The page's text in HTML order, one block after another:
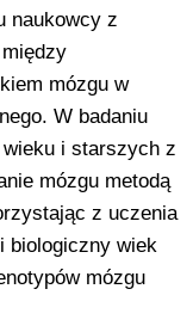
naukowcy z
mózgu w
W badaniu
wieku i starszych z
mózgu metodą
z uczenia
biologiczny wiek
mózgu